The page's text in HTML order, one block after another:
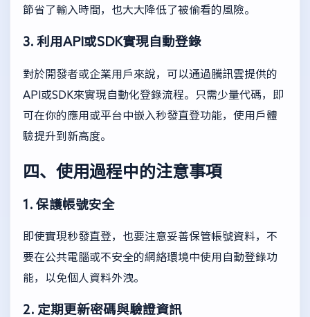
節省了輸入時間，也大大降低了被偷看的風險。
3. 利用API或SDK實現自動登錄
對於開發者或企業用戶來說，可以通過騰訊雲提供的
API或SDK來實現自動化登錄流程。只需少量代碼，即
可在你的應用或平台中嵌入秒發直登功能，使用戶體
驗提升到新高度。
四、使用過程中的注意事項
1. 保護帳號安全
即使實現秒發直登，也要注意妥善保管帳號資料，不
要在公共電腦或不安全的網絡環境中使用自動登錄功
能，以免個人資料外洩。
2. 定期更新密碼與驗證資訊